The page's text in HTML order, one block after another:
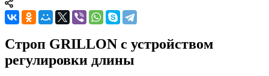
Строп GRILLON с устройством
регулировки длины